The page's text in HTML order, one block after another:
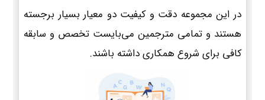
در این مجموعه دقت و کیفیت دو معیار بسیار برجسته
هستند و تمامی مترجمین می‌بایست تخصص و سابقه
کافی برای شروع همکاری داشته باشند.